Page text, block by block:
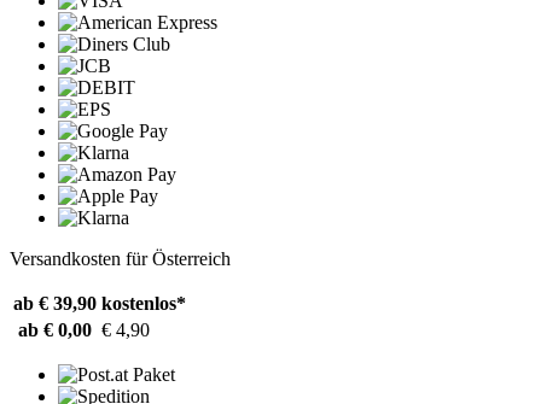
Versandkosten für Österreich
ab € 39,90 kostenlos*
ab € 0,00 € 4,90